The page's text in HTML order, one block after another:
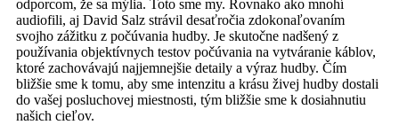
odporcom, že sa mýlia. Toto sme my. Rovnako ako mnohí
audiofili, aj David Salz strávil desaťročia zdokonaľovaním
svojho zážitku z počúvania hudby. Je skutočne nadšený z
používania objektívnych testov počúvania na vytváranie káblov,
ktoré zachovávajú najjemnejšie detaily a výraz hudby. Čím
bližšie sme k tomu, aby sme intenzitu a krásu živej hudby dostali
do vašej posluchovej miestnosti, tým bližšie sme k dosiahnutiu
našich cieľov.